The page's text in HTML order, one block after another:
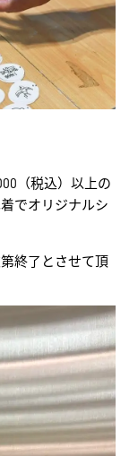
（税込）以上の
でオリジナルシ
終了とさせて頂